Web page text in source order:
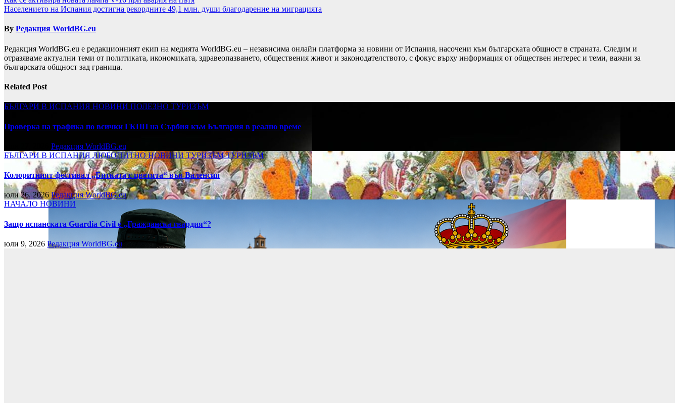
Населението на Испания достигна рекордните 49,1 млн. души благодарение на миграцията
By Редакция WorldBG.eu
Редакция WorldBG.eu е редакционният екип на медията WorldBG.eu – независима онлайн платформа за новини от Испания, насочени към българската общност в страната. Следим и
отразяваме актуални теми от политиката, икономиката, здравеопазването, обществения живот и законодателството, с фокус върху информация от обществен интерес и теми, важни за
българската общност зад граница.
Related Post
БЪЛГАРИ В ИСПАНИЯ НОВИНИ ПОЛЕЗНО ТУРИЗЪМ
Проверка на трафика по всички ГКПП на Сърбия към България в реално време
Редакция WorldBG.eu
БЪЛГАРИ В ИСПАНИЯ ЛЮБОПИТНОНОВИНИТУРИЗЪМТУРИЗЪМ
Колоритният фестивал „Битката с цветята“ във Валенсия
юли 26, 2026 Редакция WorldBG.eu
НАЧАЛО НОВИНИ
Защо испанската Guardia Civil е „Гражданска гвардия“?
юли 9, 2026 Редакция WorldBG.eu